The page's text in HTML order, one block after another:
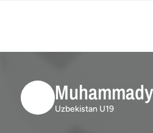
Uzbekistan U19